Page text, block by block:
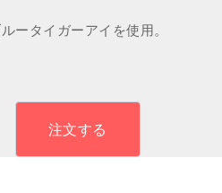
ータイガーアイを使用。
注文する